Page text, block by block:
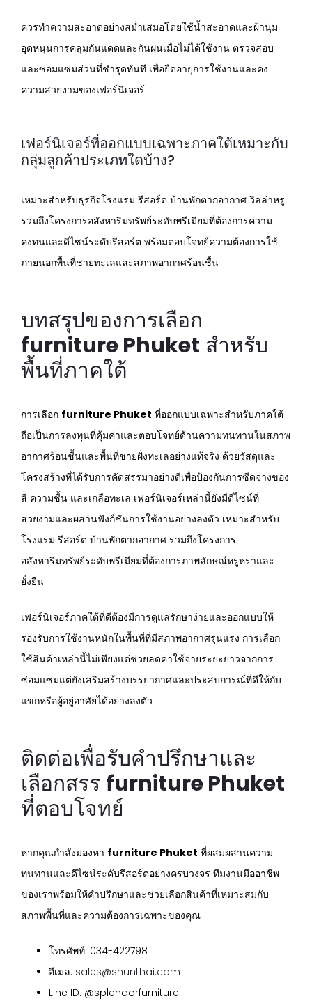
ควรทำความสะอาดอย่างสม่ำเสมอโดยใช้น้ำสะอาดและผ้านุ่ม
อุดหนุนการคลุมกันแดดและกันฝนเมื่อไม่ได้ใช้งาน ตรวจสอบ
และซ่อมแซมส่วนที่ชำรุดทันที เพื่อยืดอายุการใช้งานและคง
ความสวยงามของเฟอร์นิเจอร์
เฟอร์นิเจอร์ที่ออกแบบเฉพาะภาคใต้เหมาะกับ
กลุ่มลูกค้าประเภทใดบ้าง?
เหมาะสำหรับธุรกิจโรงแรม รีสอร์ต บ้านพักตากอากาศ วิลล่าหรู
รวมถึงโครงการอสังหาริมทรัพย์ระดับพรีเมียมที่ต้องการความ
คงทนและดีไซน์ระดับรีสอร์ต พร้อมตอบโจทย์ความต้องการใช้
ภายนอกพื้นที่ชายทะเลและสภาพอากาศร้อนชื้น
บทสรุปของการเลือก
furniture Phuket สำหรับ
พื้นที่ภาคใต้
การเลือก furniture Phuket ที่ออกแบบเฉพาะสำหรับภาคใต้
ถือเป็นการลงทุนที่คุ้มค่าและตอบโจทย์ด้านความทนทานในสภาพ
อากาศร้อนชื้นและพื้นที่ชายฝั่งทะเลอย่างแท้จริง ด้วยวัสดุและ
โครงสร้างที่ได้รับการคัดสรรมาอย่างดีเพื่อป้องกันการซีดจางของ
สี ความชื้น และเกลือทะเล เฟอร์นิเจอร์เหล่านี้ยังมีดีไซน์ที่
สวยงามและผสานฟังก์ชันการใช้งานอย่างลงตัว เหมาะสำหรับ
โรงแรม รีสอร์ต บ้านพักตากอากาศ รวมถึงโครงการ
อสังหาริมทรัพย์ระดับพรีเมียมที่ต้องการภาพลักษณ์หรูหราและ
ยั่งยืน
เฟอร์นิเจอร์ภาคใต้ที่ดีต้องมีการดูแลรักษาง่ายและออกแบบให้
รองรับการใช้งานหนักในพื้นที่ที่มีสภาพอากาศรุนแรง การเลือก
ใช้สินค้าเหล่านี้ไม่เพียงแต่ช่วยลดค่าใช้จ่ายระยะยาวจากการ
ซ่อมแซมแต่ยังเสริมสร้างบรรยากาศและประสบการณ์ที่ดีให้กับ
แขกหรือผู้อยู่อาศัยได้อย่างลงตัว
ติดต่อเพื่อรับคำปรึกษาและ
เลือกสรร furniture Phuket
ที่ตอบโจทย์
หากคุณกำลังมองหา furniture Phuket ที่ผสมผสานความ
ทนทานและดีไซน์ระดับรีสอร์ตอย่างครบวงจร ทีมงานมืออาชีพ
ของเราพร้อมให้คำปรึกษาและช่วยเลือกสินค้าที่เหมาะสมกับ
สภาพพื้นที่และความต้องการเฉพาะของคุณ
โทรศัพท์: 034-422798
อีเมล: sales@shunthai.com
Line ID: @splendorfurniture